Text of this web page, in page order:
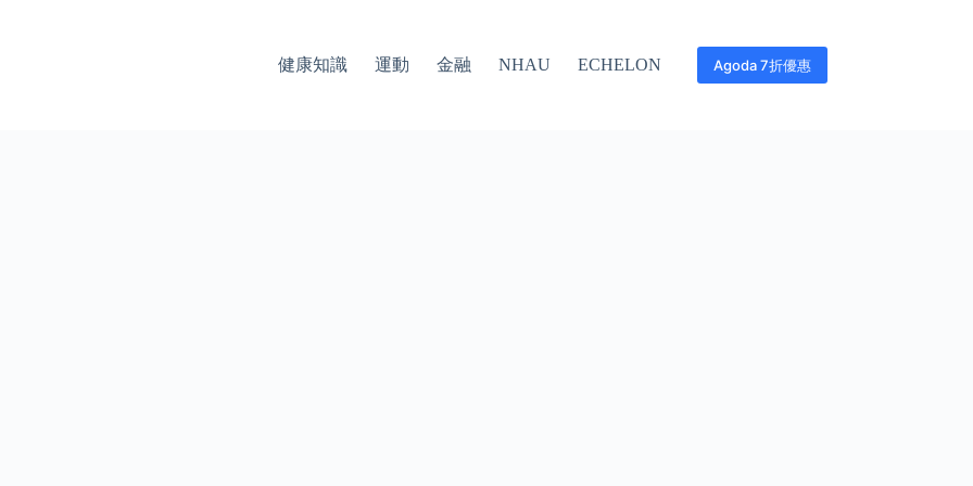
健康知識 運動 金融 NHAU ECHELON Agoda 7折優惠